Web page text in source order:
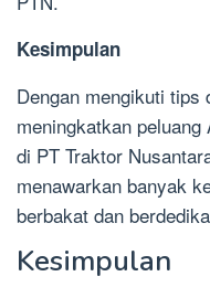
Kesimpulan
Dengan mengikuti tips
meningkatkan
di PT Traktor
menawarkan banyak
berbakat dan
Kesimpulan